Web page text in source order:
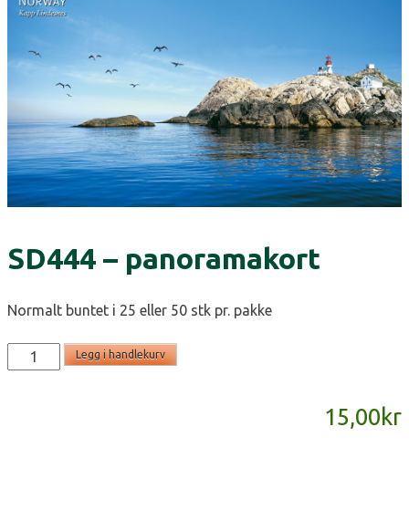
SD444 – panoramakort
Normalt buntet i 25 eller 50 stk pr. pakke
SD444
-
Legg i handlekurv
15,00kr